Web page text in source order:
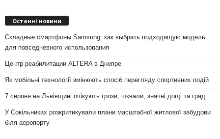
Останні новини
Складные смартфоны Samsung: как выбрать подходящую модель
для повседневного использования
Центр реабилитации ALTERA в Днепре
Як мобільні технології змінюють спосіб перегляду спортивних подій
7 серпня на Львівщині очікують грози, шквали, значні дощі та град
У Сокільниках розкритикували плани масштабної житлової забудови
біля аеропорту